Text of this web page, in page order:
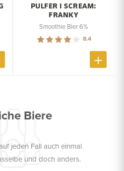
PULFER I SCREAM:
FRANKY
Smoothie Bier 6%
8.4
Biere
jeden Fall auch einmal
und doch anders.